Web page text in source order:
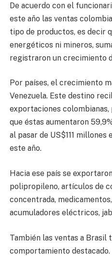
De acuerdo con el
este año las ventas
tipo de productos, es decir
energéticos ni mineros,
registraron un crecimiento
Por países, el crecimiento
Venezuela. Este destino
exportaciones
que éstas aumentaron
al pasar de US$111
este año.
Hacia ese país se
polipropileno, artículos de
concentrada,
acumuladores eléctricos,
También las ventas a Brasil
comportamiento